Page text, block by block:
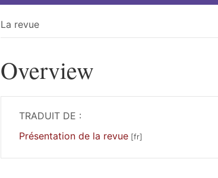
La revue
Overview
TRADUIT DE :
Présentation de la revue